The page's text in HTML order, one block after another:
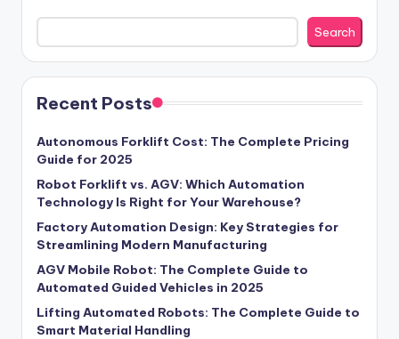
Search
Recent Posts
Autonomous Forklift Cost: The Complete Pricing
Guide for 2025
Robot Forklift vs. AGV: Which Automation
Technology Is Right for Your Warehouse?
Factory Automation Design: Key Strategies for
Streamlining Modern Manufacturing
AGV Mobile Robot: The Complete Guide to
Automated Guided Vehicles in 2025
Lifting Automated Robots: The Complete Guide to
Smart Material Handling